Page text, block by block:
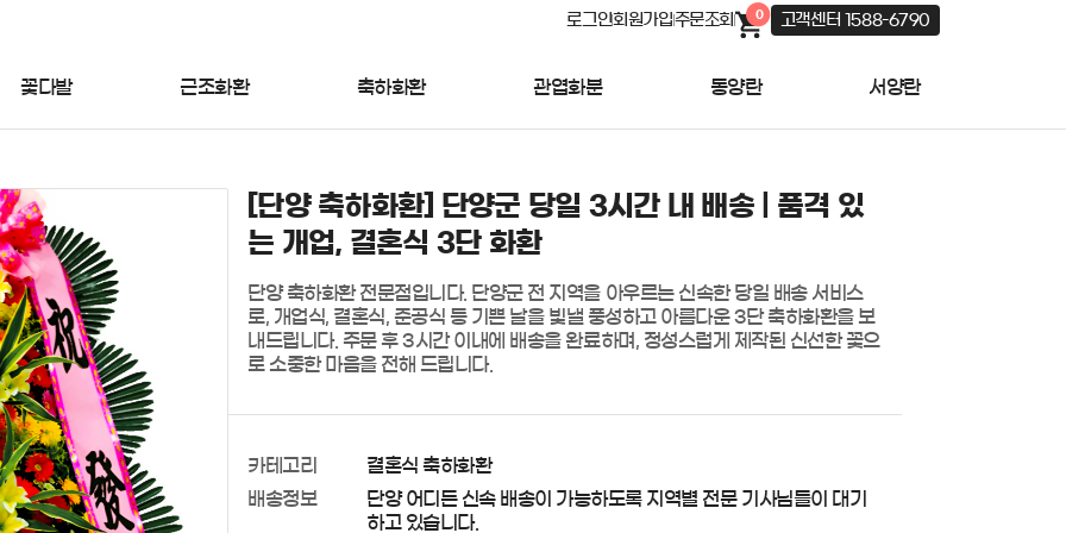
로그인회원가입주문조회 0 고객센터 1588-6790
꽃다발 근조화환 축하화환 관엽화분 동양란 서양란
[단양 축하화환] 단양군 당일 3시간 내 배송 | 품격 있
는 개업, 결혼식 3단 화환
단양 축하화환 전문점입니다. 단양군 전 지역을 아우르는 신속한 당일 배송 서비스
로, 개업식, 결혼식, 준공식 등 기쁜 날을 빛낼 풍성하고 아름다운 3단 축하화환을 보
내드립니다. 주문 후 3시간 이내에 배송을 완료하며, 정성스럽게 제작된 신선한 꽃으
로 소중한 마음을 전해 드립니다.
카테고리
결혼식 축하화환
배송정보
단양 어디든 신속 배송이 가능하도록 지역별 전문 기사님들이 대기
하고 있습니다.